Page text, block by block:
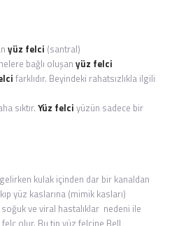
yüz felci (santral)
bağlı oluşan yüz felci
farklıdır. Beyindeki rahatsızlıkla ilgili
sıktır. Yüz felci yüzün sadece bir
kulak içinden dar bir kanaldan
yüz kaslarına (mimik kasları)
soğuk ve viral hastalıklar nedeni ile
felç olur. Bu tip yüz felcine Bell